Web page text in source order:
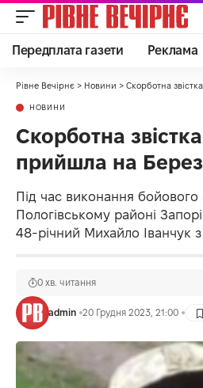
Передплата газети Реклама
Рівне Вечірнє > Новини > Скорботна звістка
НОВИНИ
Скорботна
прийшла на
Під час виконання бойового
Пологівському районі
48-річний Михайло Іванчук
admin 20 Грудня 2023, 21:00
0 хв. читання